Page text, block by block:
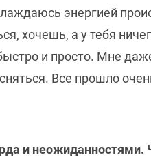
энергией
хочешь, а у тебя
и просто. Мне
Все прошло
и неожиданностями.